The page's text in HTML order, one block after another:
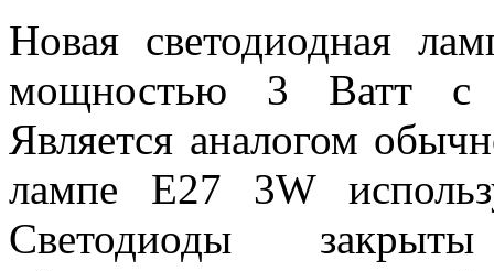
Новая светодиодная
мощностью 3 Ватт с
Является аналогом
лампе E27 3W
Светодиоды